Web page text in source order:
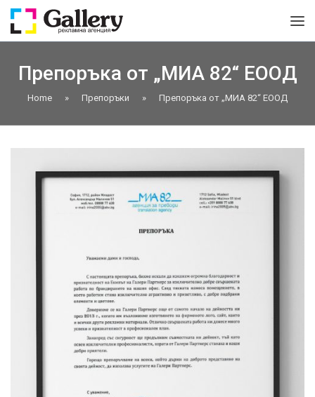
Препоръка от „МИА 82“ ЕООД
Home » Препоръки » Препоръка от „МИА 82“ ЕООД